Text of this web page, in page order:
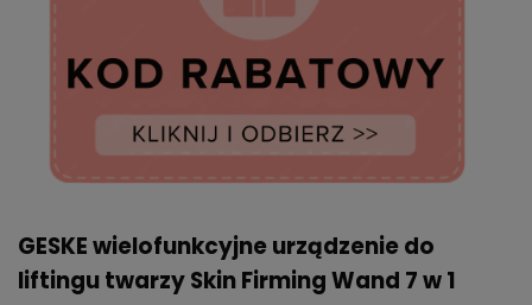
GESKE wielofunkcyjne urządzenie do
liftingu twarzy Skin Firming Wand 7 w 1